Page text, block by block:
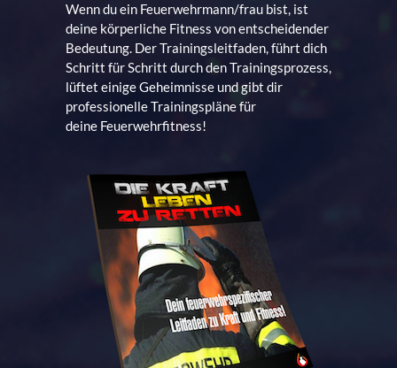
Wenn du ein Feuerwehrmann/frau bist, ist
deine körperliche Fitness von entscheidender
Bedeutung. Der Trainingsleitfaden, führt dich
Schritt für Schritt durch den Trainingsprozess,
lüftet einige Geheimnisse und gibt dir
professionelle Trainingspläne für
deine Feuerwehrfitness!